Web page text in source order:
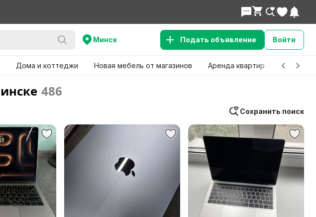
Минск Подать объявление Войти
Дома и коттеджи Новая мебель от магазинов Аренда квартир Детские
486
Сохранить поиск